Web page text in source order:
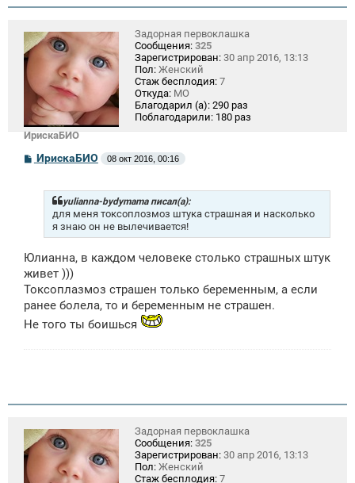
ИрискаБИО
Задорная первоклашка
Сообщения: 325
Зарегистрирован: 30 апр 2016, 13:13
Пол: Женский
Стаж бесплодия: 7
Откуда: МО
Благодарил (а): 290 раз
Поблагодарили: 180 раз
С
о
ИрискаБИО 08 окт 2016, 00:16
yulianna-bydymama писал(а):
для меня токсоплозмоз штука страшная и насколько
я знаю он не вылечивается!
Юлианна, в каждом человеке столько страшных штук
живет )))
Токсоплазмоз страшен только беременным, а если
ранее болела, то и беременным не страшен.
Не того ты боишься
Задорная первоклашка
Сообщения: 325
Зарегистрирован: 30 апр 2016, 13:13
Пол: Женский
Стаж бесплодия: 7